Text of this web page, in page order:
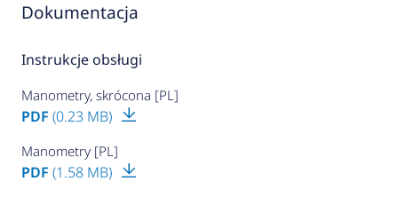
Dokumentacja
Instrukcje obsługi
Manometry, skrócona [PL]
PDF (0.23 MB)
Manometry [PL]
PDF (1.58 MB)